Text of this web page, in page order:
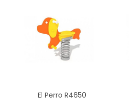
El Perro R4650